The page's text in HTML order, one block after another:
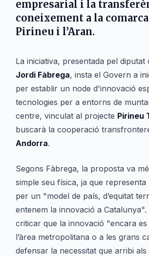
empresarial i la
coneixement a la
Pirineu i l’Aran.
La iniciativa, presentada pel diputat
Jordi Fàbrega, insta el Govern a
per establir un node d'innovació
tecnologies per a entorns de
centre, vinculat al projecte Pirineu
buscarà la cooperació
Andorra.
Segons Fàbrega, la proposta va
simple seu física, ja que representa
per un "model de país, d’equitat
entenem la innovació a Catalunya".
criticar que la innovació "encara
l’àrea metropolitana o a les grans
defensar la necessitat que arribi